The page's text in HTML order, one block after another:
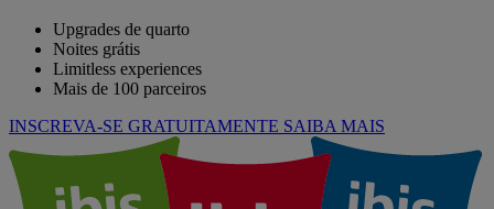
Upgrades de quarto
Noites grátis
Limitless experiences
Mais de 100 parceiros
INSCREVA-SE GRATUITAMENTE SAIBA MAIS